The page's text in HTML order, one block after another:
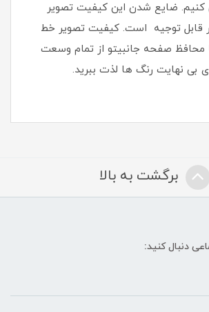
کنیم. ضایع شدن این کیفیت تصویر
قابل توجیه است. کیفیت تصویر خط
محافظ صفحه جانبیتو از تمام وسعت
بی نهایت رنگ ها لذت ببرید.
برگشت به بالا
دنبال کنید: